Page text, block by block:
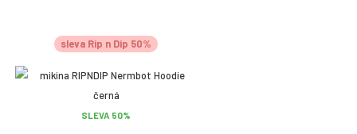
sleva Rip n Dip 50%
SLEVA 50%